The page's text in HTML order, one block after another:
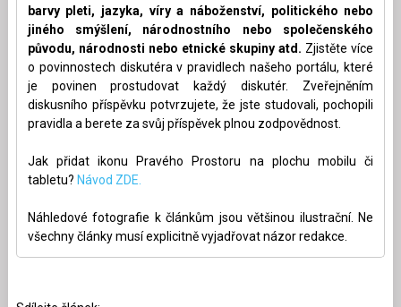
barvy pleti, jazyka, víry a náboženství, politického nebo
jiného smýšlení, národnostního nebo společenského
původu, národnosti nebo etnické skupiny atd. Zjistěte více
o povinnostech diskutéra v pravidlech našeho portálu, které
je povinen prostudovat každý diskutér. Zveřejněním
diskusního příspěvku potvrzujete, že jste studovali, pochopili
pravidla a berete za svůj příspěvek plnou zodpovědnost.
Jak přidat ikonu Pravého Prostoru na plochu mobilu či
tabletu? Návod ZDE.
Náhledové fotografie k článkům jsou většinou ilustrační. Ne
všechny články musí explicitně vyjadřovat názor redakce.